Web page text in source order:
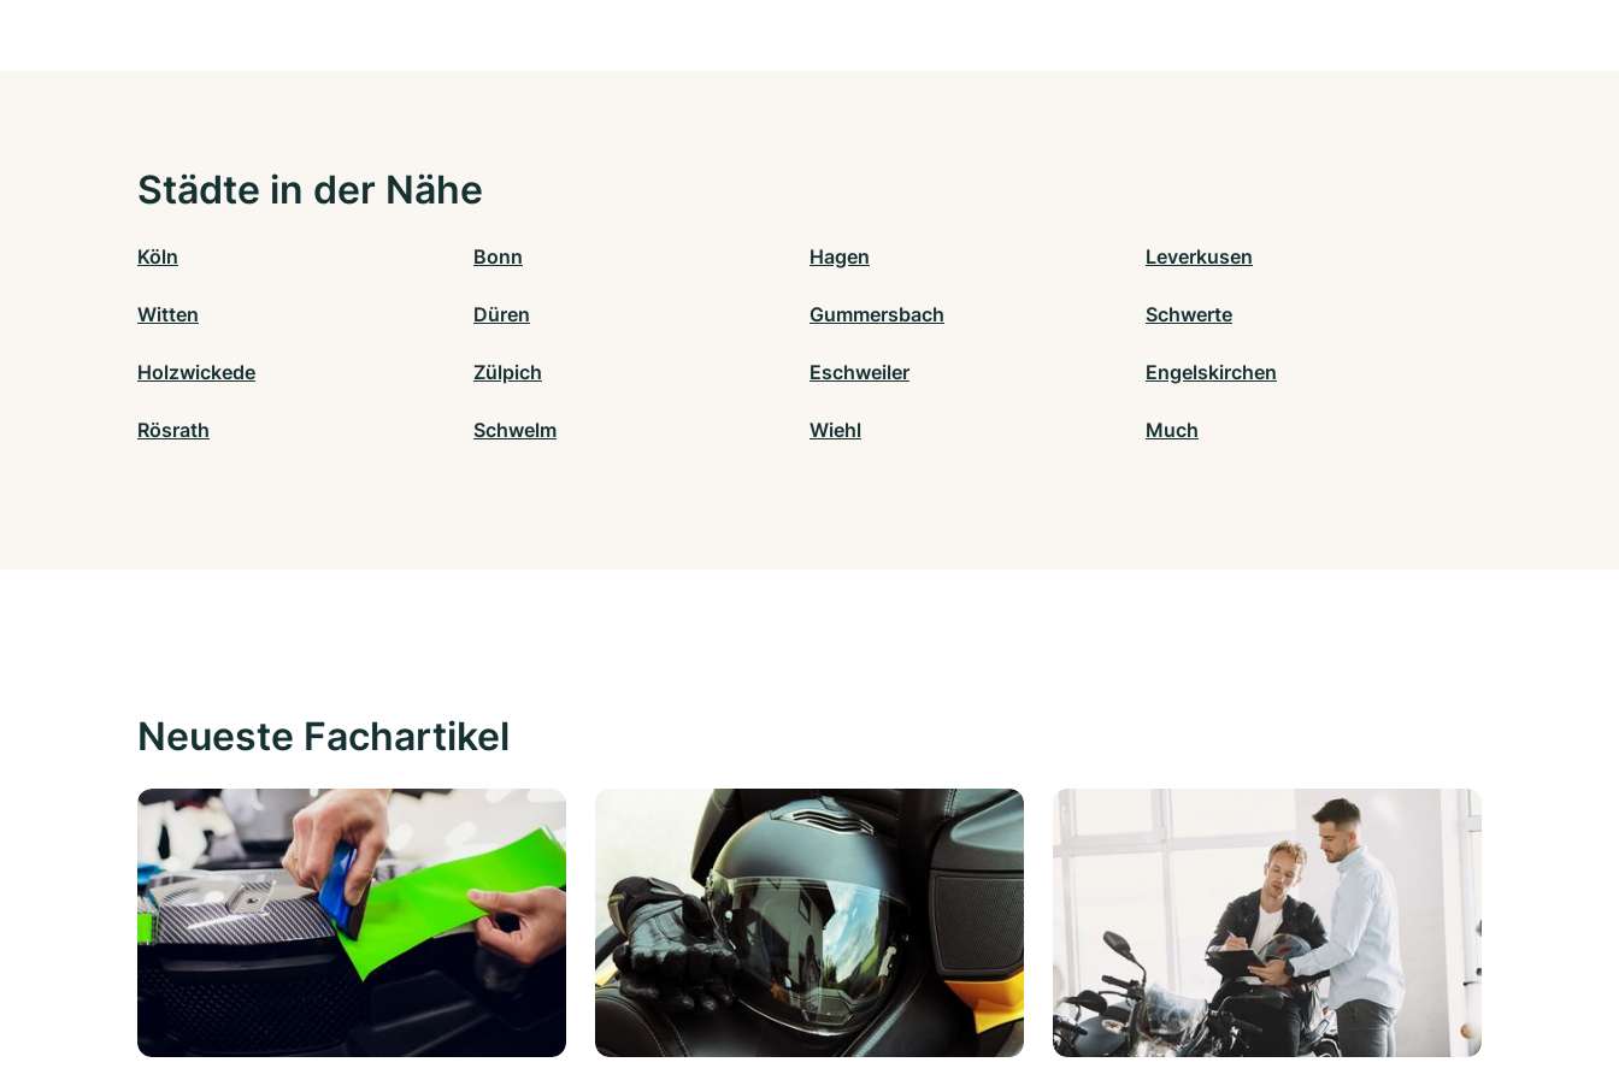
Städte in der Nähe
Köln Bonn Hagen Leverkusen
Witten Düren Gummersbach Schwerte
Holzwickede Zülpich Eschweiler Engelskirchen
Rösrath Schwelm Wiehl Much
Neueste Fachartikel